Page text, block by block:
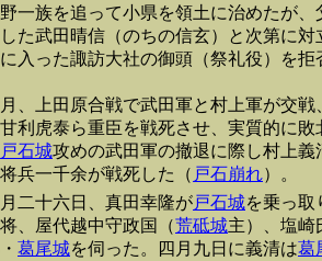
一族を追って小県を領土に治めたが
た武田晴信（のちの信玄）と次第に対
入った諏訪大社の御頭（祭礼役）を拒
、上田原合戦で武田軍と村上軍が交
利虎泰ら重臣を戦死させ、実質的に敗
戸石城攻めの武田軍の撤退に際し村上義
兵一千余が戦死した（ 戸石崩れ）。
二十六日、真田幸隆が戸石城を乗っ取
、屋代越中守政国（荒砥城主）、塩崎
葛尾城を伺った。四月九日に義清は葛